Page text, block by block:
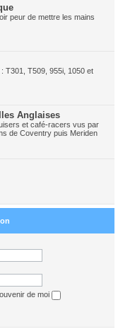
peur de mettre les mains
T301, T509, 955i, 1050 et
Anglaises
et café-racers vus par
de Coventry puis Meriden
de moi